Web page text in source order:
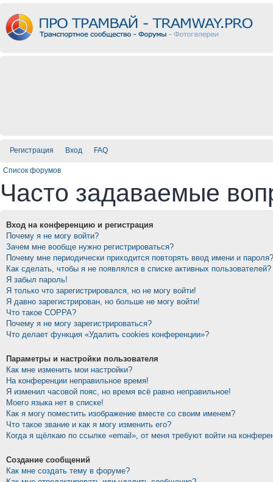
Регистрация Вход FAQ
Список форумов
Часто задаваемые
Вход на конференцию и регистрация
Почему я не могу войти?
Зачем мне вообще нужно регистрироваться?
Почему мне периодически приходится повторять ввод имени и пароля?
Как сделать, чтобы я не появлялся в списке активных пользователей?
Я забыл пароль!
Я только что зарегистрировался, но не могу войти!
Я давно зарегистрирован, но больше не могу войти!
Что такое COPPA?
Почему я не могу зарегистрироваться?
Что делает функция «Удалить cookies конференции»?
Параметры и настройки пользователя
Как мне изменить мои настройки?
На конференции неправильное время!
Я изменил часовой пояс, но время всё равно неправильное!
Моего языка нет в списке!
Как я могу поместить изображение вместе со своим именем?
Что такое звание и как я могу изменить его?
Когда я щёлкаю по ссылке «email», от меня требуют войти на
Создание сообщений
Как мне создать тему в форуме?